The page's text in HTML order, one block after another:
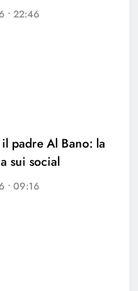
• 22:46
padre Al Bano: la
sui social
• 09:16